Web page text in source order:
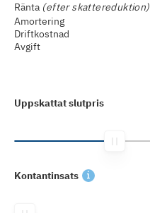
Ränta (efter skattereduktion)
Amortering
Driftkostnad
Avgift
Uppskattat slutpris
Kontantinsats